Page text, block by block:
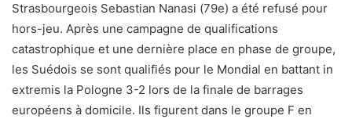
Strasbourgeois Sebastian Nanasi (79e) a été refusé pour
hors-jeu. Après une campagne de qualifications
catastrophique et une dernière place en phase de groupe,
les Suédois se sont qualifiés pour le Mondial en battant in
extremis la Pologne 3-2 lors de la finale de barrages
européens à domicile. Ils figurent dans le groupe F en